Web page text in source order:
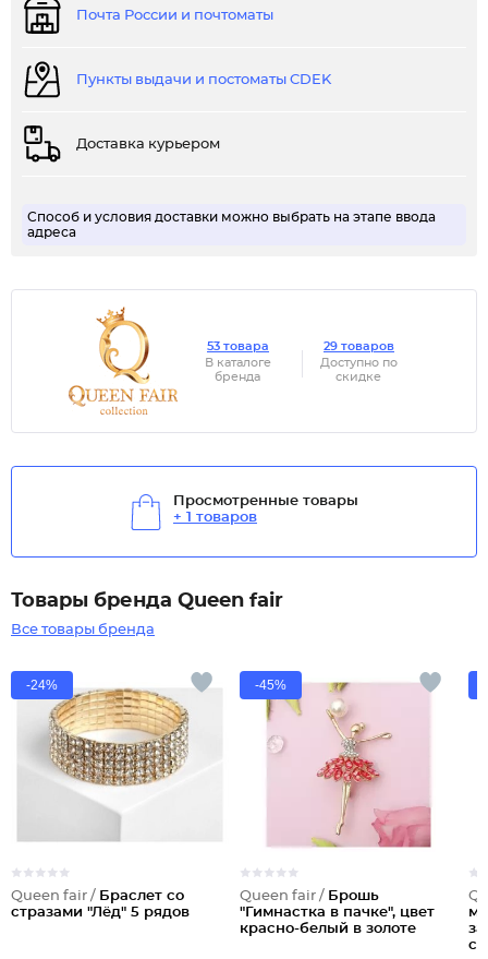
Почта России и почтоматы
Пункты выдачи и постоматы CDEK
Доставка курьером
Способ и условия доставки можно выбрать на этапе ввода
адреса
53 товара
В каталоге
бренда
29 товаров
Доступно по
скидке
Просмотренные товары
+ 1 товаров
Товары бренда Queen fair
Все товары бренда
-24%
Queen fair / Браслет со
стразами "Лёд" 5 рядов
-45%
Queen fair / Брошь
"Гимнастка в пачке", цвет
красно-белый в золоте